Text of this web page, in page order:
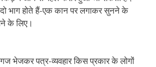
भाग होते हैं-एक कान पर लगाकर सुनने के
के लिए।
भेजकर पत्र-व्यवहार किस प्रकार के लोगों